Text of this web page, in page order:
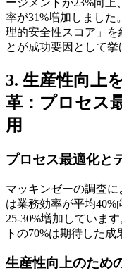
ージメントが23%向
率が31%増加しまし
理的安全性スコア」を
とが成功要因として挙
3. 生産性向上
革：プロセス
用
プロセス最適化と
マッキンゼーの調査
は業務効率が平均
25-30%増加していま
トの70%は期待した
生産性向上のため